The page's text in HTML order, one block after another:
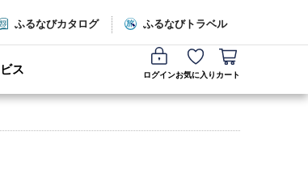
ふるなびカタログ ふるなびトラベル
ス ログインお気に入り カート